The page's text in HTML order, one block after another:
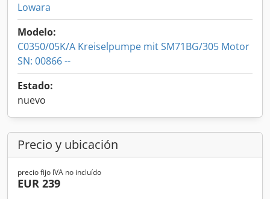
Lowara
Modelo:
C0350/05K/A Kreiselpumpe mit SM71BG/305 Motor
SN: 00866 --
Estado:
nuevo
Precio y ubicación
precio fijo IVA no incluído
EUR 239